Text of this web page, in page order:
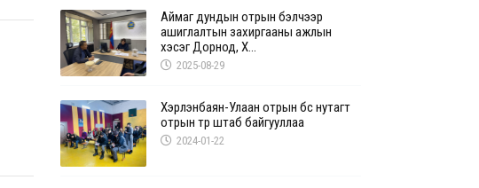
Аймаг дундын отрын бэлчээр
ашиглалтын захиргааны ажлын
хэсэг Дорнод, Х...
2025-08-29
Хэрлэнбаян-Улаан отрын бүс нутагт
отрын түр штаб байгууллаа
2024-01-22